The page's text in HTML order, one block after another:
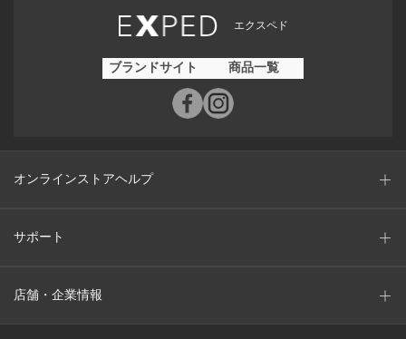
エクスペド
ブランドサイト 商品一覧
オンラインストアヘルプ
サポート
店舗・企業情報